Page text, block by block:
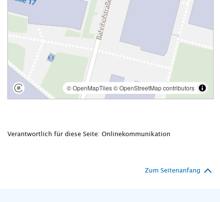
Verantwortlich für diese Seite: Onlinekommunikation
Zum Seitenanfang